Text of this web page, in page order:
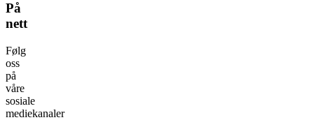
På
nett
Følg
oss
på
våre
sosiale
mediekanaler